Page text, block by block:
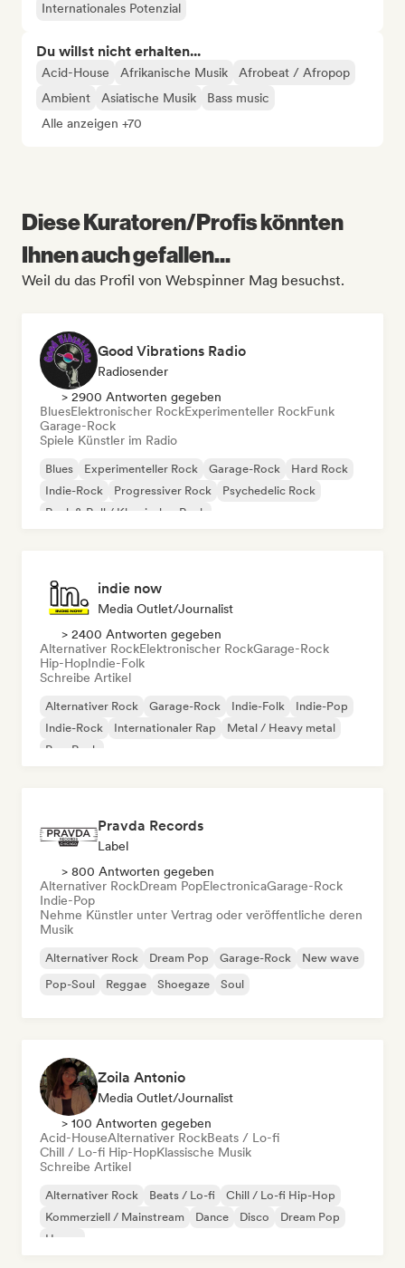
Internationales Potenzial
Du willst nicht erhalten...
Acid-House Afrikanische Musik
Afrobeat / Afropop
Ambient
Asiatische Musik
Bass music
Alle anzeigen +70
Diese Kuratoren/Profis könnten
Ihnen auch gefallen...
Weil du das Profil von Webspinner Mag besuchst.
Good Vibrations Radio
Radiosender
> 2900 Antworten gegeben
BluesElektronischer RockExperimenteller RockFunk
Garage-Rock
Spiele Künstler im Radio
Blues Experimenteller Rock Garage-Rock
Hard Rock
Indie-Rock
Progressiver Rock
Psychedelic Rock
Rock & Roll / Klassischer Rock
indie now
Media Outlet/Journalist
> 2400 Antworten gegeben
Alternativer RockElektronischer RockGarage-Rock
Hip-HopIndie-Folk
Schreibe Artikel
Alternativer Rock Garage-Rock Indie-Folk
Indie-Pop
Indie-Rock
Internationaler Rap
Metal / Heavy metal
Pop-Rock
Pravda Records
Label
> 800 Antworten gegeben
Alternativer RockDream PopElectronicaGarage-Rock
Indie-Pop
Nehme Künstler unter Vertrag oder veröffentliche deren
Musik
Alternativer Rock Dream Pop Garage-Rock
New wave
Pop-Soul
Reggae Shoegaze Soul
Zoila Antonio
Media Outlet/Journalist
> 100 Antworten gegeben
Acid-HouseAlternativer RockBeats / Lo-fi
Chill / Lo-fi Hip-HopKlassische Musik
Schreibe Artikel
Alternativer Rock Beats / Lo-fi
Chill / Lo-fi Hip-Hop
Kommerziell / Mainstream
Dance Disco
Dream Pop
House